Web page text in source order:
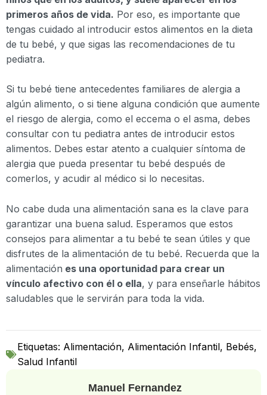
primeros años de vida. Por eso, es importante que
tengas cuidado al introducir estos alimentos en la dieta
de tu bebé, y que sigas las recomendaciones de tu
pediatra.
Si tu bebé tiene antecedentes familiares de alergia a
algún alimento, o si tiene alguna condición que aumente
el riesgo de alergia, como el eccema o el asma, debes
consultar con tu pediatra antes de introducir estos
alimentos. Debes estar atento a cualquier síntoma de
alergia que pueda presentar tu bebé después de
comerlos, y acudir al médico si lo necesitas.
No cabe duda una alimentación sana es la clave para
garantizar una buena salud. Esperamos que estos
consejos para alimentar a tu bebé te sean útiles y que
disfrutes de la alimentación de tu bebé. Recuerda que la
alimentación es una oportunidad para crear un
vínculo afectivo con él o ella, y para enseñarle hábitos
saludables que le servirán para toda la vida.
Etiquetas: Alimentación, Alimentación Infantil, Bebés,
Salud Infantil
Manuel Fernandez